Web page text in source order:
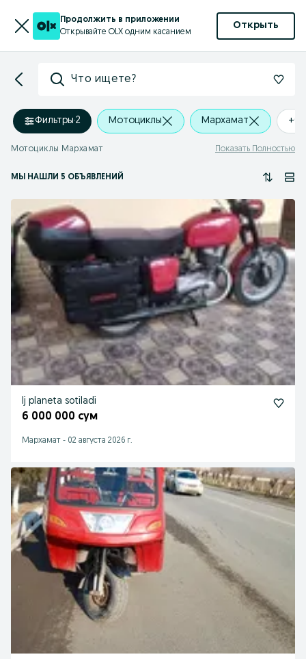
Продолжить в приложении
Открывайте OLX одним касанием
Открыть
Что ищете?
Фильтры·2 Мотоциклы Мархамат +0
Мотоциклы Мархамат Показать Полностью
МЫ НАШЛИ 5 ОБЪЯВЛЕНИЙ
Ij planeta sotiladi
6 000 000 сум
Мархамат - 02 августа 2026 г.